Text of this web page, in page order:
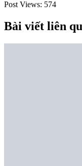
Post Views: 574
Bài viết liên